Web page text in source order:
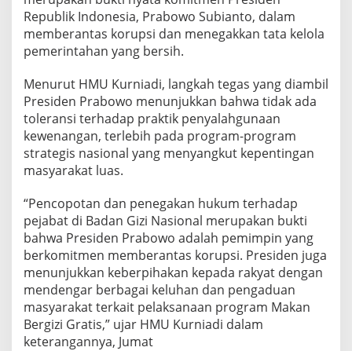
Republik Indonesia, Prabowo Subianto, dalam
memberantas korupsi dan menegakkan tata kelola
pemerintahan yang bersih.
Menurut HMU Kurniadi, langkah tegas yang diambil
Presiden Prabowo menunjukkan bahwa tidak ada
toleransi terhadap praktik penyalahgunaan
kewenangan, terlebih pada program-program
strategis nasional yang menyangkut kepentingan
masyarakat luas.
“Pencopotan dan penegakan hukum terhadap
pejabat di Badan Gizi Nasional merupakan bukti
bahwa Presiden Prabowo adalah pemimpin yang
berkomitmen memberantas korupsi. Presiden juga
menunjukkan keberpihakan kepada rakyat dengan
mendengar berbagai keluhan dan pengaduan
masyarakat terkait pelaksanaan program Makan
Bergizi Gratis,” ujar HMU Kurniadi dalam
keterangannya, Jumat